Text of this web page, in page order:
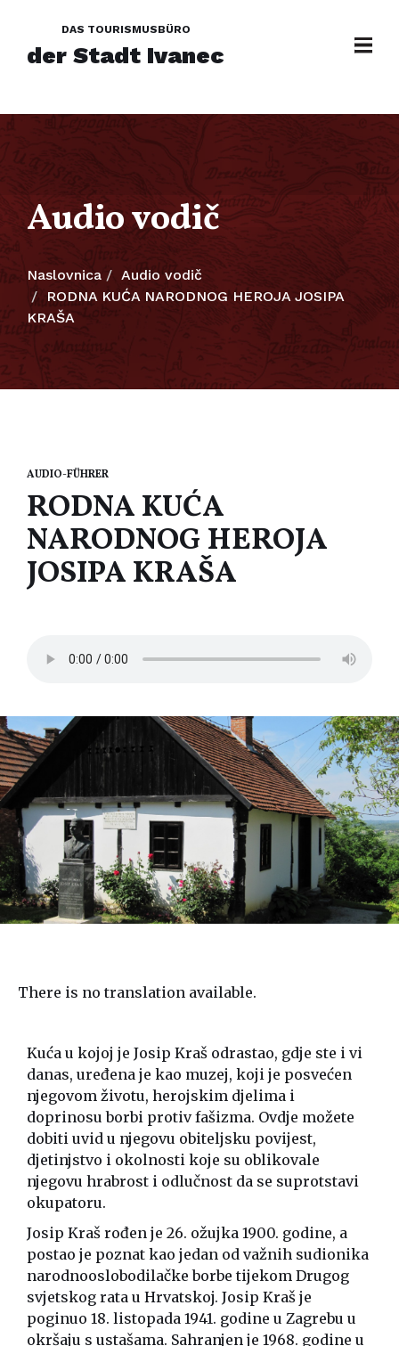
DAS TOURISMUSBÜRO
der Stadt Ivanec
Audio vodič
Naslovnica
Audio vodič
RODNA KUĆA NARODNOG HEROJA JOSIPA
KRAŠA
AUDIO-FÜHRER
RODNA KUĆA
NARODNOG HEROJA
JOSIPA KRAŠA
There is no translation available.
Kuća u kojoj je Josip Kraš odrastao, gdje ste i vi
danas, uređena je kao muzej, koji je posvećen
njegovom životu, herojskim djelima i
doprinosu borbi protiv fašizma. Ovdje možete
dobiti uvid u njegovu obiteljsku povijest,
djetinjstvo i okolnosti koje su oblikovale
njegovu hrabrost i odlučnost da se suprotstavi
okupatoru.
Josip Kraš rođen je 26. ožujka 1900. godine, a
postao je poznat kao jedan od važnih sudionika
narodnooslobodilačke borbe tijekom Drugog
svjetskog rata u Hrvatskoj. Josip Kraš je
poginuo 18. listopada 1941. godine u Zagrebu u
okršaju s ustašama. Sahranjen je 1968. godine u